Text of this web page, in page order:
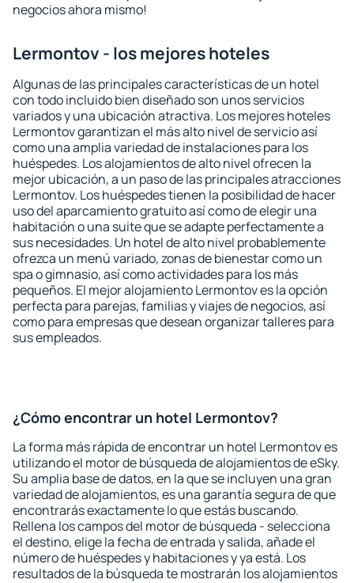
negocios ahora mismo!
Lermontov - los mejores hoteles
Algunas de las principales características de un hotel
con todo incluido bien diseñado son unos servicios
variados y una ubicación atractiva. Los mejores hoteles
Lermontov garantizan el más alto nivel de servicio así
como una amplia variedad de instalaciones para los
huéspedes. Los alojamientos de alto nivel ofrecen la
mejor ubicación, a un paso de las principales atracciones
Lermontov. Los huéspedes tienen la posibilidad de hacer
uso del aparcamiento gratuito así como de elegir una
habitación o una suite que se adapte perfectamente a
sus necesidades. Un hotel de alto nivel probablemente
ofrezca un menú variado, zonas de bienestar como un
spa o gimnasio, así como actividades para los más
pequeños. El mejor alojamiento Lermontov es la opción
perfecta para parejas, familias y viajes de negocios, así
como para empresas que desean organizar talleres para
sus empleados.
¿Cómo encontrar un hotel Lermontov?
La forma más rápida de encontrar un hotel Lermontov es
utilizando el motor de búsqueda de alojamientos de eSky.
Su amplia base de datos, en la que se incluyen una gran
variedad de alojamientos, es una garantía segura de que
encontrarás exactamente lo que estás buscando.
Rellena los campos del motor de búsqueda - selecciona
el destino, elige la fecha de entrada y salida, añade el
número de huéspedes y habitaciones y ya está. Los
resultados de la búsqueda te mostrarán los alojamientos